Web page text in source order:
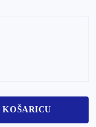
KOŠARICU